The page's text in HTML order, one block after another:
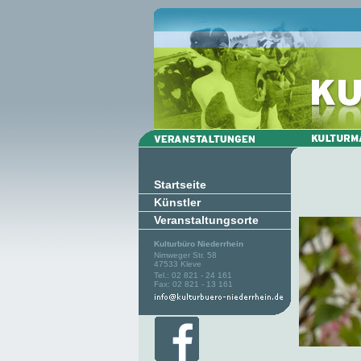
Startseite
Künstler
Veranstaltungsorte
Kulturbüro Niederrhein
Nimweger Str. 58
47533 Kleve
Tel.: 02 821 - 24 161
Fax: 02 821 - 13 161